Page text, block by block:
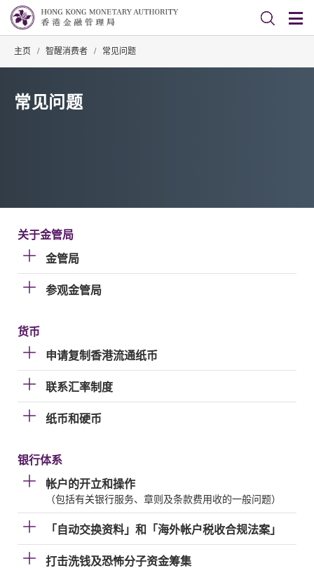
主页 / 智醒消费者 / 常见问题
常见问题
关于金管局
金管局
参观金管局
货币
申请复制香港流通纸币
联系汇率制度
纸币和硬币
银行体系
帐户的开立和操作
（包括有关银行服务、章则及条款费用收的一般问题）
「自动交换资料」和「海外帐户税收合规法案」
打击洗钱及恐怖分子资金筹集